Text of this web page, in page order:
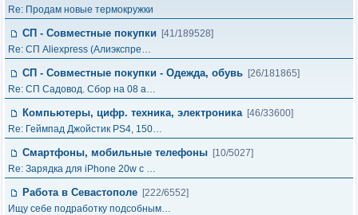
Re: Продам новые термокружки
СП - Совместные покупки
[41/189528]
Re: СП Aliexpress (Алиэкспре…
СП - Совместные покупки - Одежда, обувь [26/181865]
Re: СП Садовод. Сбор на 08 а…
Компьютеры, цифр. техника, электроника [46/33600]
Re: Геймпад Джoйcтик PS4, 150…
Смартфоны, мобильные телефоны [10/5027]
Re: Зарядка для iPhone 20w с …
Работа в Севастополе [222/6552]
Ищу себе подработку подсобным…